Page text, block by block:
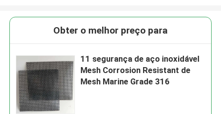
Obter o melhor preço para
11 segurança de aço inoxidável
Mesh Corrosion Resistant de
Mesh Marine Grade 316